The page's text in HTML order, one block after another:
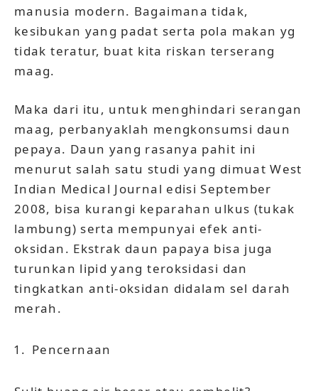
manusia modern. Bagaimana tidak,
kesibukan yang padat serta pola makan yg
tidak teratur, buat kita riskan terserang
maag.
Maka dari itu, untuk menghindari serangan
maag, perbanyaklah mengkonsumsi daun
pepaya. Daun yang rasanya pahit ini
menurut salah satu studi yang dimuat West
Indian Medical Journal edisi September
2008, bisa kurangi keparahan ulkus (tukak
lambung) serta mempunyai efek anti-
oksidan. Ekstrak daun papaya bisa juga
turunkan lipid yang teroksidasi dan
tingkatkan anti-oksidan didalam sel darah
merah.
Pencernaan